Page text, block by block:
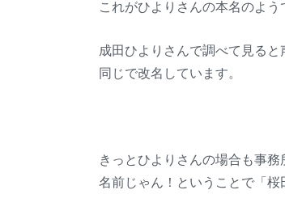
これがひよりさんの本名のよう
成田ひよりさんで調べて見る
同じで改名しています。
きっとひよりさんの場合も事
名前じゃん！ということで「桜